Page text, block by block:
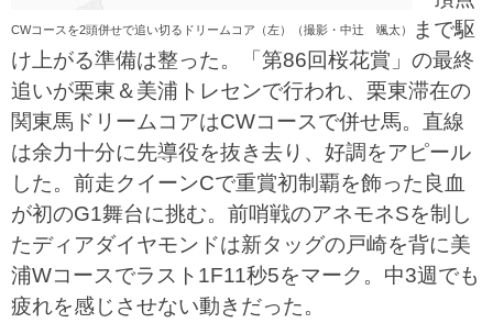
CWコースを2頭併せで追い切るドリームコア（左）（撮影・中辻 颯太）
まで駆
け上がる準備は整った。「第86回桜花賞」の最終
追いが栗東＆美浦トレセンで行われ、栗東滞在の
関東馬ドリームコアはCWコースで併せ馬。直線
は余力十分に先導役を抜き去り、好調をアピール
した。前走クイーンCで重賞初制覇を飾った良血
が初のG1舞台に挑む。前哨戦のアネモネSを制し
たディアダイヤモンドは新タッグの戸崎を背に美
浦Wコースでラスト1F11秒5をマーク。中3週でも
疲れを感じさせない動きだった。